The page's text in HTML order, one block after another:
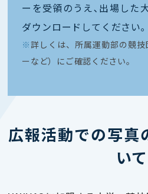
ーを受領のうえ､出場した
ダウンロードしてください｡
※ 詳しくは、所属運動部の競
ーなど）にご確認ください。
広報活動での写真
いて